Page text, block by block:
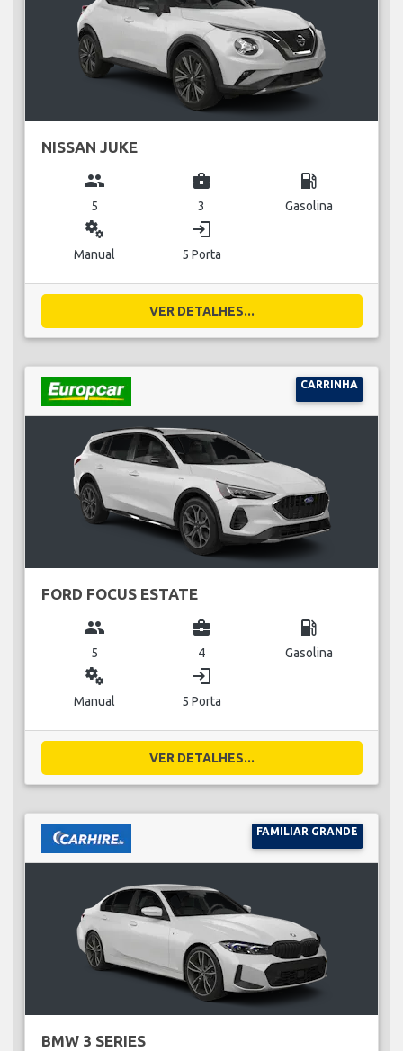
NISSAN JUKE
group
5
business_center
3
local_gas_station
Gasolina
miscellaneous_services
Manual
login
5 Porta
VER DETALHES...
CARRINHA
FORD FOCUS ESTATE
group
5
business_center
4
local_gas_station
Gasolina
miscellaneous_services
Manual
login
5 Porta
VER DETALHES...
FAMILIAR GRANDE
BMW 3 SERIES